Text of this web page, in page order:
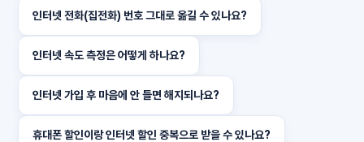
인터넷 전화(집전화) 번호 그대로 옮길 수 있나요?
인터넷 속도 측정은 어떻게 하나요?
인터넷 가입 후 마음에 안 들면 해지되나요?
휴대폰 할인이랑 인터넷 할인 중복으로 받을 수 있나요?